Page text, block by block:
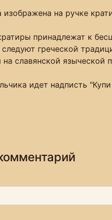
изображена на ручке
принадлежат к
греческой
на славянской языческой
идет надписть